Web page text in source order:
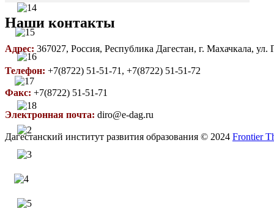
Наши контакты
Адрес: 367027, Россия, Республика Дагестан, г. Махачкала,
Телефон: +7(8722) 51-51-71, +7(8722) 51-51-72
Факс: +7(8722) 51-51-71
Электронная почта: diro@e-dag.ru
Дагестанский институт развития образования © 2024 Frontier